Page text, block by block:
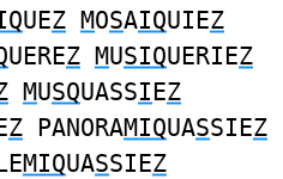
UEZ MOSAIQUIEZ
UEREZ MUSIQUERIEZ
MUSQUASSIEZ
Z PANORAMIQUASSIEZ
MIQUASSIEZ